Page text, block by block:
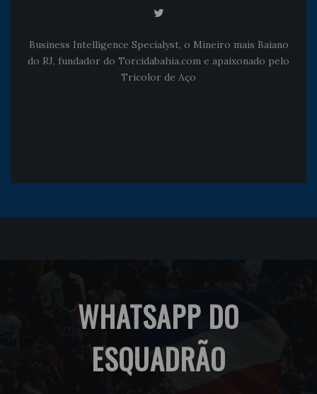
Business Intelligence Specialyst, o Mineiro mais Baiano
do RJ, fundador do Torcidabahia.com e apaixonado pelo
Tricolor de Aço
WHATSAPP DO
ESQUADRÃO